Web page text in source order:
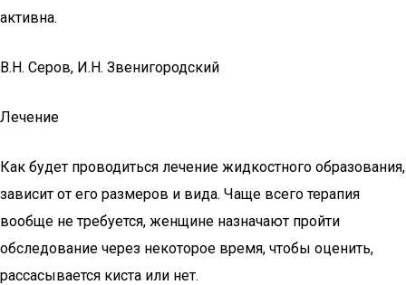
активна.
В.Н. Серов, И.Н. Звенигородский
Лечение
Как будет проводиться лечение жидкостного образования,
зависит от его размеров и вида. Чаще всего терапия
вообще не требуется, женщине назначают пройти
обследование через некоторое время, чтобы оценить,
рассасывается киста или нет.